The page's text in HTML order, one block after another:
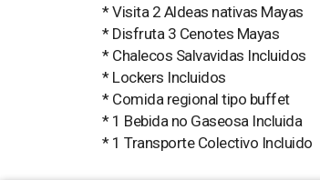
* Visita 2 Aldeas nativas Mayas
* Disfruta 3 Cenotes Mayas
* Chalecos Salvavidas Incluidos
* Lockers Incluidos
* Comida regional tipo buffet
* 1 Bebida no Gaseosa Incluida
* 1 Transporte Colectivo Incluido